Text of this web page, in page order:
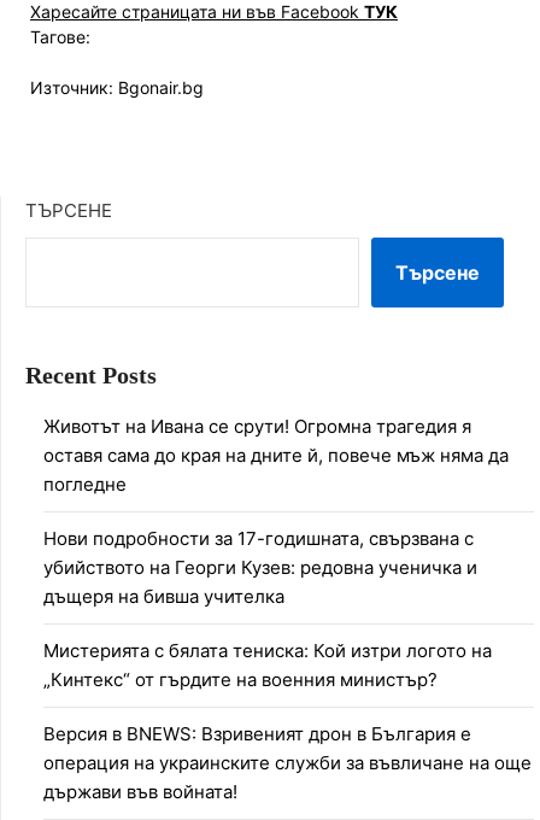
Харесайте страницата ни във Facebook ТУК
Тагове:
Източник: Bgonair.bg
ТЪРСЕНЕ
Търсене
Recent Posts
Животът на Ивана се срути! Огромна трагедия я
оставя сама до края на дните й, повече мъж няма да
погледне
Нови подробности за 17-годишната, свързвана с
убийството на Георги Кузев: редовна ученичка и
дъщеря на бивша учителка
Мистерията с бялата тениска: Кой изтри логото на
„Кинтекс“ от гърдите на военния министър?
Версия в BNEWS: Взривеният дрон в България е
операция на украинските служби за въвличане на още
държави във войната!